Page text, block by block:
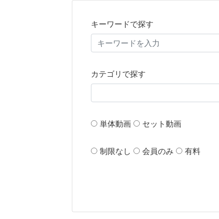
キーワードで探す
カテゴリで探す
単体動画 セット動画
制限なし 会員のみ 有料